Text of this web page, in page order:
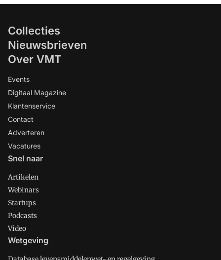
Collecties
Nieuwsbrieven
Over VMT
Events
Digitaal Magazine
Klantenservice
Contact
Adverteren
Vacatures
Snel naar
Artikelen
Webinars
Startups
Podcasts
Video
Wetgeving